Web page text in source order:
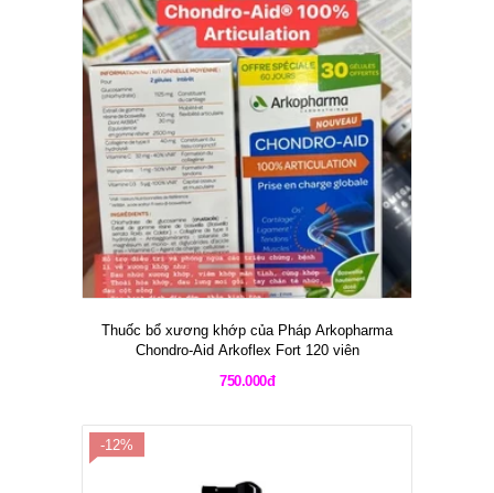
Thuốc bổ xương khớp của Pháp Arkopharma
Chondro-Aid Arkoflex Fort 120 viên
750.000đ
-12%